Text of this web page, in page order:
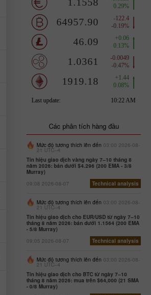
Các phân tích hàng đầu
Mức độ tương thích lên đến 03:00 2026-08-
21 UTC--4
Tín hiệu giao dịch vàng ngày 7–10 tháng 8
năm 2026: bán dưới $4.296 (200 EMA - 3/8
Murray)
09:08 2026-08-07
Technical analysis
Mức độ tương thích lên đến 03:00 2026-08-
21 UTC--4
Tín hiệu giao dịch cho EUR/USD từ ngày 7–10
tháng 8 năm 2026: bán dưới 1.1564 (200 EMA
- 5/8 Murray)
09:05 2026-08-07
Technical analysis
Mức độ tương thích lên đến 03:00 2026-08-
21 UTC--4
Tín hiệu giao dịch cho BTC từ ngày 7–10
tháng 8 năm 2026: mua trên $64,000 (21 SMA
- 0/8 Murray)